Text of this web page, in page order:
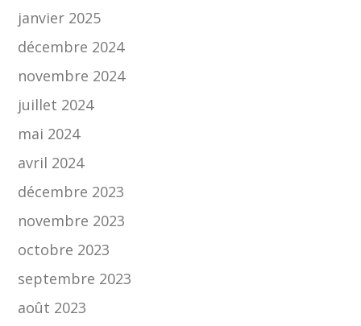
janvier 2025
décembre 2024
novembre 2024
juillet 2024
mai 2024
avril 2024
décembre 2023
novembre 2023
octobre 2023
septembre 2023
août 2023